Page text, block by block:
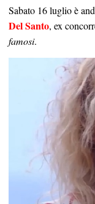
Sabato 16 luglio è
Del Santo, ex
famosi.